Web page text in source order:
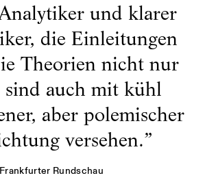
und klarer
die Einleitungen
Theorien nicht nur
sind auch mit kühl
aber polemischer
versehen.”
Frankfurter Rundschau